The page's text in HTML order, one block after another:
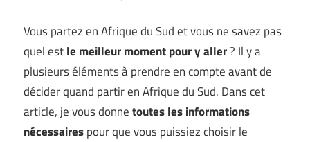
Vous partez en Afrique du Sud et vous ne savez pas
quel estle meilleur moment pour y aller? Il y a
plusieurs éléments à prendre en compte avant de
décider quand partir en Afrique du Sud. Dans cet
article, je vous donnetoutes les informations
nécessairespour que vous puissiez choisir le